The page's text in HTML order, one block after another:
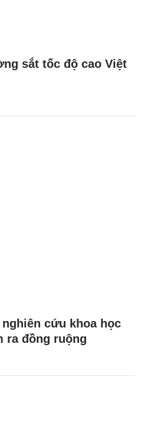
sắt tốc độ cao Việt
cứu khoa học
ra đồng ruộng